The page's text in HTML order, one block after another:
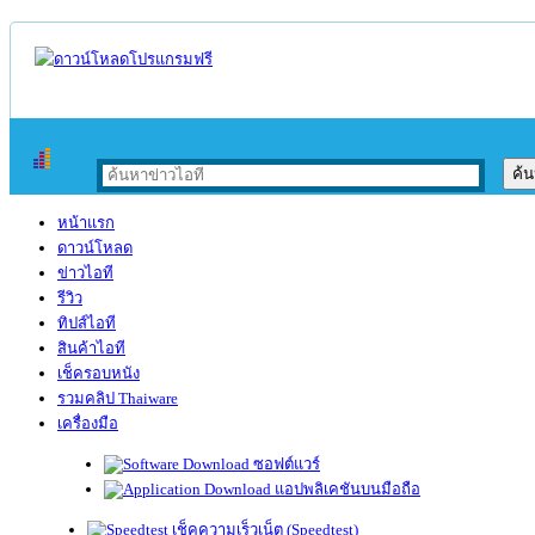
หน้าแรก
ดาวน์โหลด
ข่าวไอที
รีวิว
ทิปส์ไอที
สินค้าไอที
เช็ครอบหนัง
รวมคลิป Thaiware
เครื่องมือ
ซอฟต์แวร์
แอปพลิเคชันบนมือถือ
เช็คความเร็วเน็ต (Speedtest)